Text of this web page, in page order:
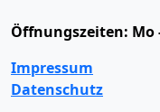
Öffnungszeiten: Mo
Impressum
Datenschutz